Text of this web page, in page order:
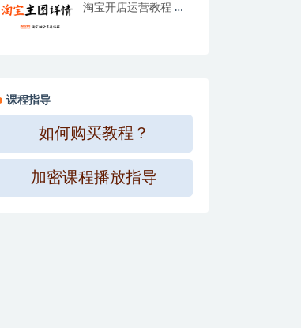
淘宝开店运营教程 新
课程指导
如何购买教程？
加密课程播放指导